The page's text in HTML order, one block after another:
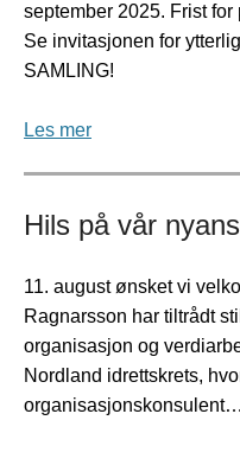
september 2025. Frist
Se invitasjonen for
SAMLING!
Les mer
Hils på vår
11. august ønsket vi
Ragnarsson har tiltrådt
organisasjon og
Nordland idrettskrets,
organisasjonskonsulent…